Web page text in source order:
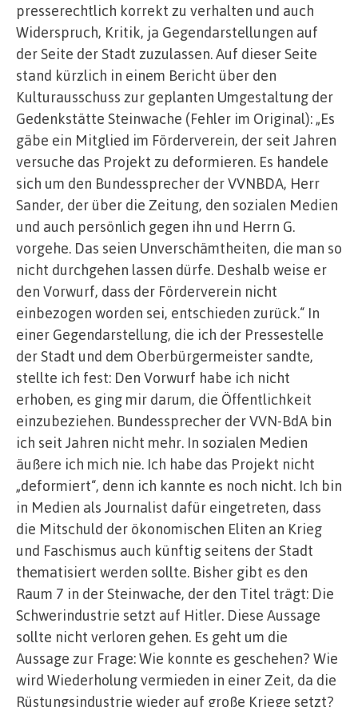
presserechtlich korrekt zu verhalten und auch
Widerspruch, Kritik, ja Gegendarstellungen auf
der Seite der Stadt zuzulassen. Auf dieser Seite
stand kürzlich in einem Bericht über den
Kulturausschuss zur geplanten Umgestaltung der
Gedenkstätte Steinwache (Fehler im Original): „Es
gäbe ein Mitglied im Förderverein, der seit Jahren
versuche das Projekt zu deformieren. Es handele
sich um den Bundessprecher der VVNBDA, Herr
Sander, der über die Zeitung, den sozialen Medien
und auch persönlich gegen ihn und Herrn G.
vorgehe. Das seien Unverschämtheiten, die man so
nicht durchgehen lassen dürfe. Deshalb weise er
den Vorwurf, dass der Förderverein nicht
einbezogen worden sei, entschieden zurück.“ In
einer Gegendarstellung, die ich der Pressestelle
der Stadt und dem Oberbürgermeister sandte,
stellte ich fest: Den Vorwurf habe ich nicht
erhoben, es ging mir darum, die Öffentlichkeit
einzubeziehen. Bundessprecher der VVN-BdA bin
ich seit Jahren nicht mehr. In sozialen Medien
äußere ich mich nie. Ich habe das Projekt nicht
„deformiert“, denn ich kannte es noch nicht. Ich bin
in Medien als Journalist dafür eingetreten, dass
die Mitschuld der ökonomischen Eliten an Krieg
und Faschismus auch künftig seitens der Stadt
thematisiert werden sollte. Bisher gibt es den
Raum 7 in der Steinwache, der den Titel trägt: Die
Schwerindustrie setzt auf Hitler. Diese Aussage
sollte nicht verloren gehen. Es geht um die
Aussage zur Frage: Wie konnte es geschehen? Wie
wird Wiederholung vermieden in einer Zeit, da die
Rüstungsindustrie wieder auf große Kriege setzt?